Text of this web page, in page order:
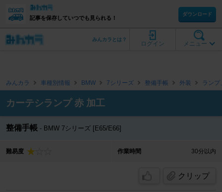
記事を保存していつでも見られる！
ダウンロード
メニュー
ログイン
みんカラとは？
みんカラ 車種別情報 BMW 7シリーズ 整備手帳 外装 ランプ
カーテシランプ 赤 加工
整備手帳 BMW 7シリーズ [E65/E66]
難易度 作業時間 30分以内
クリップ